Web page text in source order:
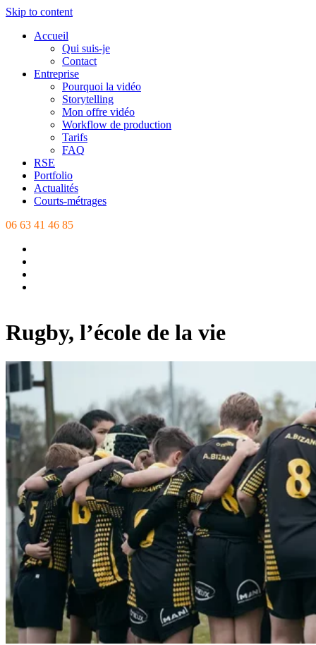
Skip to content
Accueil
Qui suis-je
Contact
Entreprise
Pourquoi la vidéo
Storytelling
Mon offre vidéo
Workflow de production
Tarifs
FAQ
RSE
Portfolio
Actualités
Courts-métrages
06 63 41 46 85
Rugby, l’école de la vie